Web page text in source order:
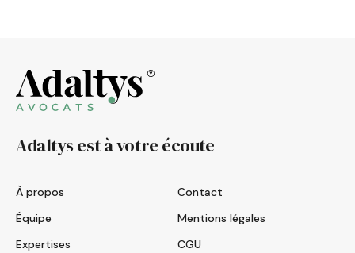
Adaltys est à votre écoute
À propos
Équipe
Expertises
Contact
Mentions légales
CGU